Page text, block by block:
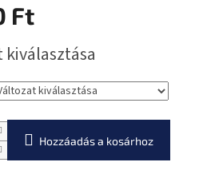
Ft
Hozzáadás a kosárhoz